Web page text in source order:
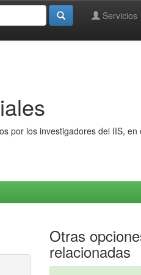
Servicios
por los investigadores del IIS, en
Otras
relacionadas